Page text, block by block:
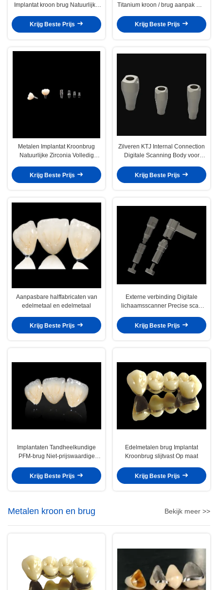
Implantat kroon brug Natuurlijke
Krijg Beste Prijs
Titanium kroon / brug aanpak met
Krijg Beste Prijs
Metalen Implantat Kroonbrug
Natuurlijke Zirconia Volledig
Abutment
Krijg Beste Prijs
Zilveren KTJ Internal Connection
Digitale Scanning Body voor
Krijg Beste Prijs
Aanpasbare halffabricaten van
edelmetaal en edelmetaal
Krijg Beste Prijs
Externe verbinding Digitale
lichaamsscanner Precise scan
implantaten
Krijg Beste Prijs
Implantaten Tandheelkundige
PFM-brug Niet-prijswaardige
Krijg Beste Prijs
Edelmetalen brug Implantat
Kroonbrug slijtvast Op maat
Krijg Beste Prijs
Metalen kroon en brug Bekijk meer >>